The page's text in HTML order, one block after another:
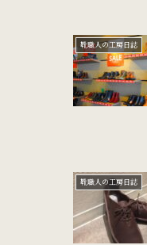
靴職人の工房日誌
靴職人の工房日誌